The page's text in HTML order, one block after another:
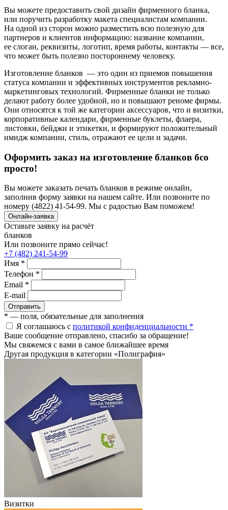
Вы можете предоставить свой дизайн фирменного бланка,
или поручить разработку макета специалистам компании.
На одной из сторон можно разместить всю полезную для
партнеров и клиентов информацию: название компании,
ее слоган, реквизиты, логотип, время работы, контакты — все,
что может быть полезно постороннему человеку.
Изготовление бланков — это один из приемов повышения
статуса компании и эффективных инструментов рекламно-
маркетинговых технологий. Фирменные бланки не только
делают работу более удобной, но и повышают реноме фирмы.
Они относятся к той же категории аксессуаров, что и визитки,
корпоративные календари, фирменные буклеты, флаера,
листовки, бейджи и этикетки, и формируют положительный
имидж компании, стиль, отражают ее цели и задачи.
Оформить заказ на изготовление бланков бсо
просто!
Вы можете заказать печать бланков в режиме онлайн,
заполнив форму заявки на нашем сайте. Или позвоните по
номеру (4822) 41-54-99. Мы с радостью Вам поможем!
Онлайн-заявка
Оставьте заявку на расчёт
бланков
Или позвоните прямо сейчас!
+7 (482) 241-54-99
Имя *
Телефон *
Email *
E-mail
Отправить
* — поля, обязательные для заполнения
Я соглашаюсь с политикой конфиденциальности *
Ваше сообщение отправлено, спасибо за обращение!
Мы свяжемся с вами в самое ближайшее время
Другая продукция в категории «Полиграфия»
Визитки